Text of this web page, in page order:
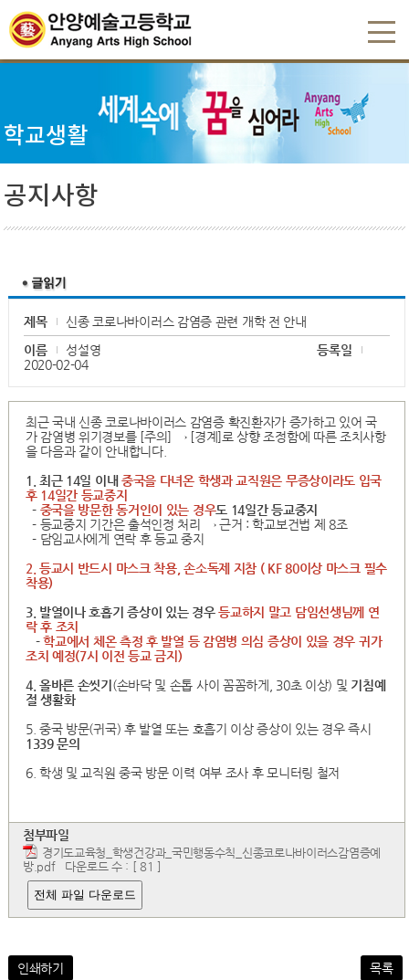
학교생활
공지사항
제목
신종 코로나바이러스 감염증 관련 개학 전 안내
이름
성설영
등록일
2020-02-04
최근 국내 신종 코로나바이러스 감염증 확진환자가 증가하고 있어 국
가 감염병 위기경보를 [주의] → [경계]로 상향 조정함에 따른 조치사항
을 다음과 같이 안내합니다.
1. 최근 14일 이내 중국을 다녀온 학생과 교직원은 무증상이라도 입국
후 14일간 등교중지
- 중국을 방문한 동거인이 있는 경우도 14일간 등교중지
- 등교중지 기간은 출석인정 처리 → 근거 : 학교보건법 제 8조
- 담임교사에게 연락 후 등교 중지
2. 등교시 반드시 마스크 착용, 손소독제 지참 ( KF 80이상 마스크 필수
착용)
3. 발열이나 호흡기 증상이 있는 경우등교하지 말고 담임선생님께 연
락 후 조치
-학교에서 체온 측정 후 발열 등 감염병 의심 증상이 있을 경우 귀가
조치 예정(7시 이전 등교 금지)
4. 올바른 손씻기 (손바닥 및 손톱 사이 꼼꼼하게, 30초 이상) 및 기침예
절 생활화
5. 중국 방문(귀국) 후 발열 또는 호흡기 이상 증상이 있는 경우 즉시
1339 문의
6. 학생 및 교직원 중국 방문 이력 여부 조사 후 모니터링 철저
첨부파일
경기도교육청_학생건강과_국민행동수칙_신종코로나바이러스감염증예
방.pdf다운로드 수 : [ 81 ]
전체 파일 다운로드
인쇄하기 목록